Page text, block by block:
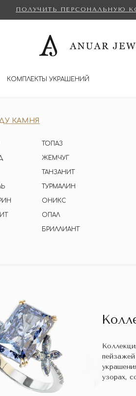
КОМПЛЕКТЫ УКРАШЕНИЙ
ПОЛУЧИТЬ ПЕРСОНАЛЬНУЮ
КАМНЯ
БРИЛЛИАНТ
ТОПАЗ
ЖЕМЧУГ
ТУРМАЛИН
ТАНЗАНИТ
ОНИКС
ОПАЛ
узорах,